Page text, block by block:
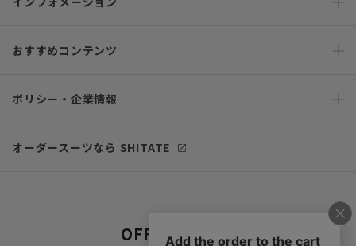
おすすめコンテンツ
ポリシー・企業情報
オーダースーツなら SHITATE
OFFICIAL SNS